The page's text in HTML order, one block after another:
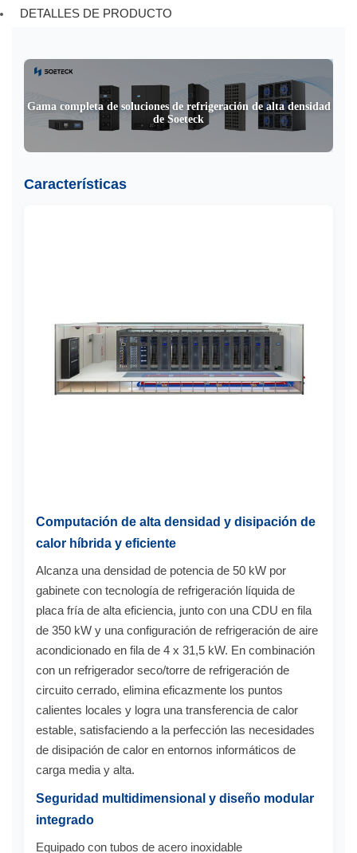
DETALLES DE PRODUCTO
Gama completa de soluciones de refrigeración de alta densidad
de Soeteck
Características
Computación de alta densidad y disipación de
calor híbrida y eficiente
Alcanza una densidad de potencia de 50 kW por
gabinete con tecnología de refrigeración líquida de
placa fría de alta eficiencia, junto con una CDU en fila
de 350 kW y una configuración de refrigeración de aire
acondicionado en fila de 4 x 31,5 kW. En combinación
con un refrigerador seco/torre de refrigeración de
circuito cerrado, elimina eficazmente los puntos
calientes locales y logra una transferencia de calor
estable, satisfaciendo a la perfección las necesidades
de disipación de calor en entornos informáticos de
carga media y alta.
Seguridad multidimensional y diseño modular
integrado
Equipado con tubos de acero inoxidable